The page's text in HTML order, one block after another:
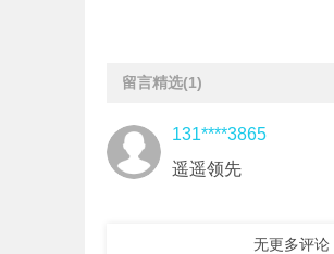
留言精选(1)
131****3865
无更多评论